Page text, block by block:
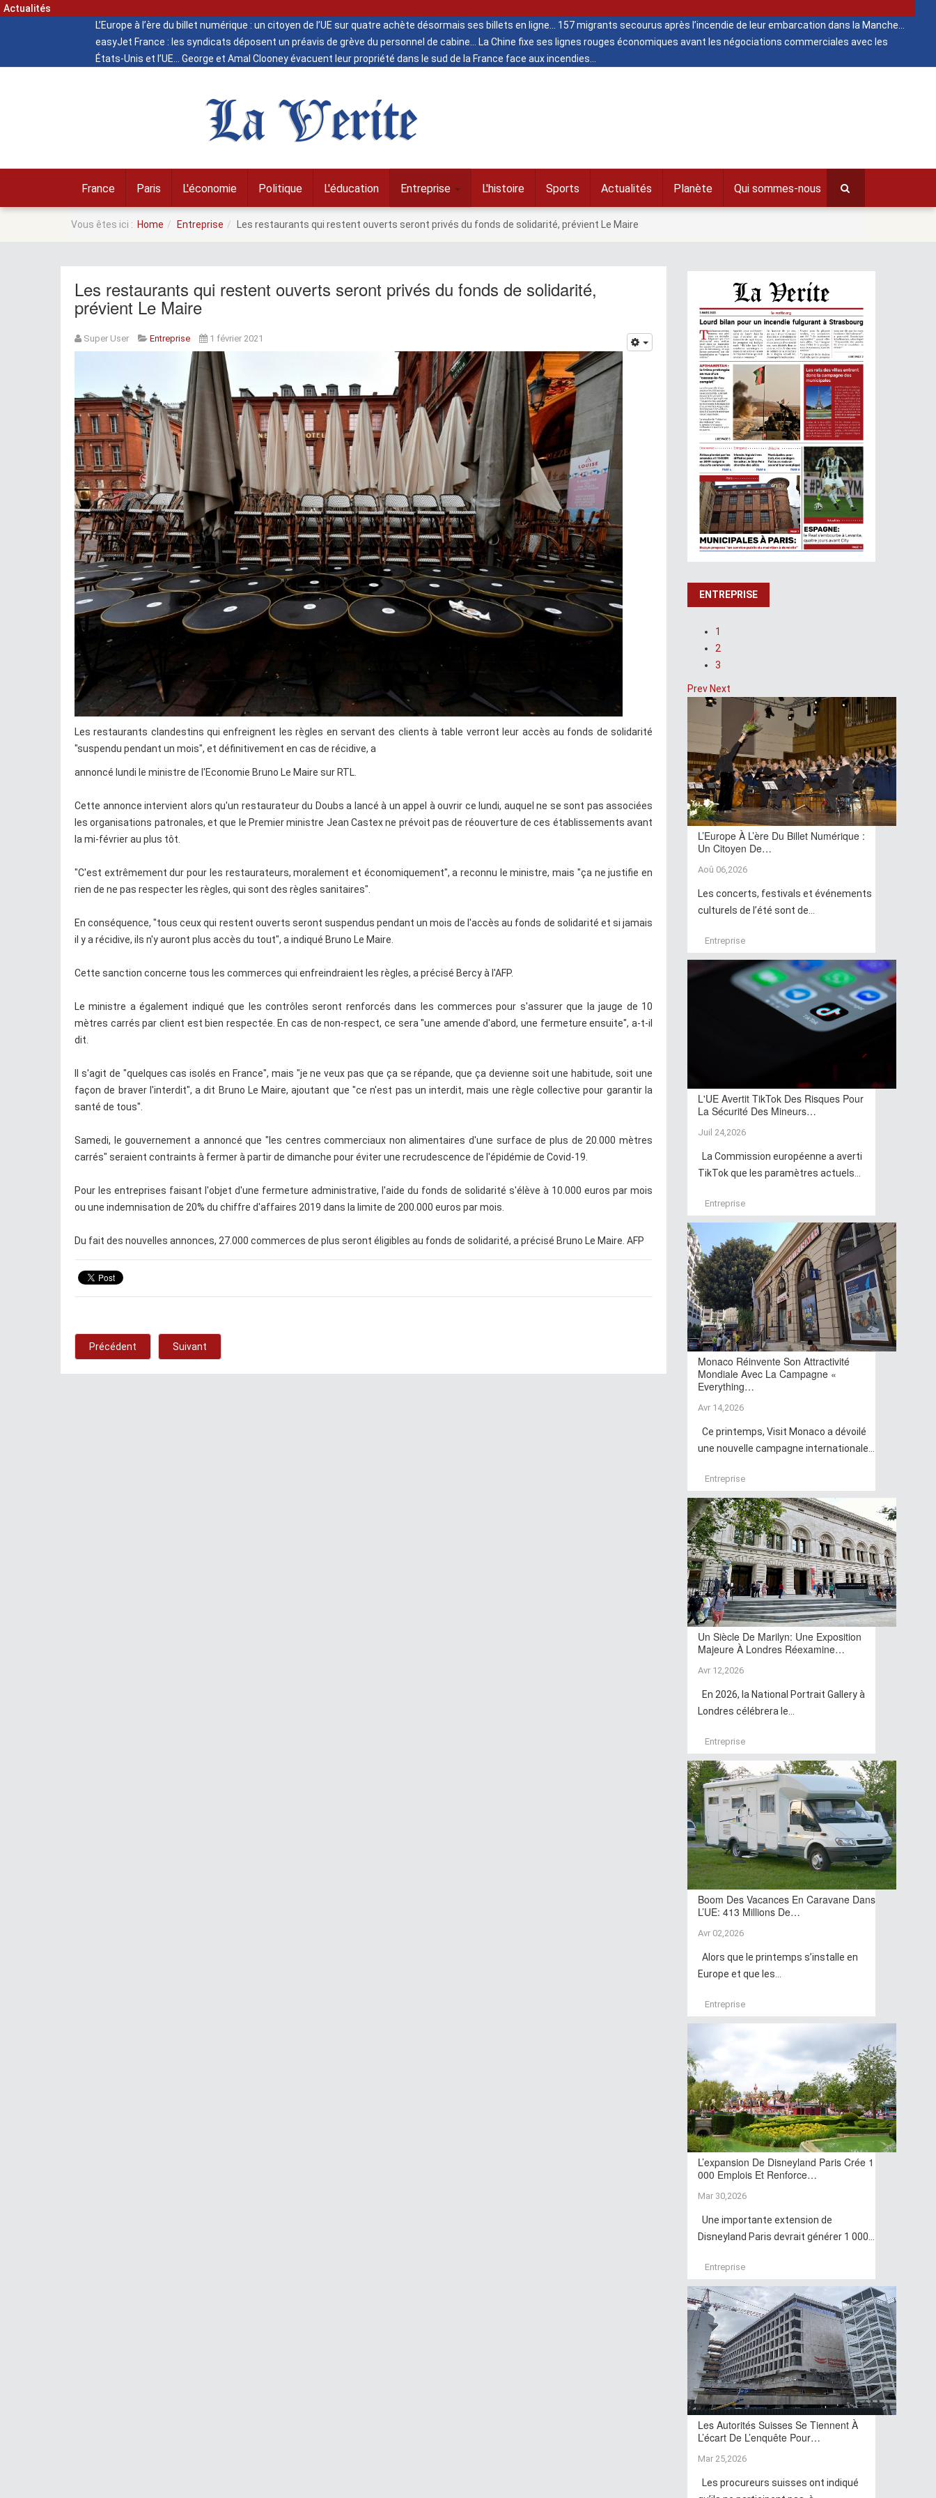
Actualités
L’Europe à l’ère du billet numérique : un citoyen de l’UE sur quatre achète désormais ses billets en ligne
157 migrants secourus après l’incendie de leur embarcation dans la Manche
easyJet France : les syndicats déposent un préavis de grève du personnel de cabine
La Chine fixe ses lignes rouges économiques avant les négociations commerciales avec les
États-Unis et l’UE
George et Amal Clooney évacuent leur propriété dans le sud de la France face aux incendies
La Verite
France Paris L'économie Politique L'éducation Entreprise L'histoire Sports Actualités Planète Qui sommes-nous
Vous êtes ici : Home Entreprise Les restaurants qui restent ouverts seront privés du fonds de solidarité, prévient Le Maire
Les restaurants qui restent ouverts seront privés du fonds de solidarité,
prévient Le Maire
Super User Entreprise 1 février 2021
Les restaurants clandestins qui enfreignent les règles en servant des clients à table verront leur accès au fonds de solidarité
"suspendu pendant un mois", et définitivement en cas de récidive, a
annoncé lundi le ministre de l'Economie Bruno Le Maire sur RTL.
Cette annonce intervient alors qu'un restaurateur du Doubs a lancé à un appel à ouvrir ce lundi, auquel ne se sont pas associées
les organisations patronales, et que le Premier ministre Jean Castex ne prévoit pas de réouverture de ces établissements avant
la mi-février au plus tôt.
"C'est extrêmement dur pour les restaurateurs, moralement et économiquement", a reconnu le ministre, mais "ça ne justifie en
rien de ne pas respecter les règles, qui sont des règles sanitaires".
En conséquence, "tous ceux qui restent ouverts seront suspendus pendant un mois de l'accès au fonds de solidarité et si jamais
il y a récidive, ils n'y auront plus accès du tout", a indiqué Bruno Le Maire.
Cette sanction concerne tous les commerces qui enfreindraient les règles, a précisé Bercy à l'AFP.
Le ministre a également indiqué que les contrôles seront renforcés dans les commerces pour s'assurer que la jauge de 10
mètres carrés par client est bien respectée. En cas de non-respect, ce sera "une amende d'abord, une fermeture ensuite", a-t-il
dit.
Il s'agit de "quelques cas isolés en France", mais "je ne veux pas que ça se répande, que ça devienne soit une habitude, soit une
façon de braver l'interdit", a dit Bruno Le Maire, ajoutant que "ce n'est pas un interdit, mais une règle collective pour garantir la
santé de tous".
Samedi, le gouvernement a annoncé que "les centres commerciaux non alimentaires d'une surface de plus de 20.000 mètres
carrés" seraient contraints à fermer à partir de dimanche pour éviter une recrudescence de l'épidémie de Covid-19.
Pour les entreprises faisant l'objet d'une fermeture administrative, l'aide du fonds de solidarité s'élève à 10.000 euros par mois
ou une indemnisation de 20% du chiffre d'affaires 2019 dans la limite de 200.000 euros par mois.
Du fait des nouvelles annonces, 27.000 commerces de plus seront éligibles au fonds de solidarité, a précisé Bruno Le Maire. AFP
Précédent Suivant
ENTREPRISE
1
2
3
Prev Next
L’Europe À L’ère Du Billet Numérique :
Un Citoyen De…
Aoû 06,2026
Les concerts, festivals et événements
culturels de l’été sont de...
Entreprise
L'UE Avertit TikTok Des Risques Pour
La Sécurité Des Mineurs…
Juil 24,2026
La Commission européenne a averti
TikTok que les paramètres actuels...
Entreprise
Monaco Réinvente Son Attractivité
Mondiale Avec La Campagne «
Everything…
Avr 14,2026
Ce printemps, Visit Monaco a dévoilé
une nouvelle campagne internationale...
Entreprise
Un Siècle De Marilyn: Une Exposition
Majeure À Londres Réexamine…
Avr 12,2026
En 2026, la National Portrait Gallery à
Londres célébrera le...
Entreprise
Boom Des Vacances En Caravane Dans
L’UE: 413 Millions De…
Avr 02,2026
Alors que le printemps s’installe en
Europe et que les...
Entreprise
L’expansion De Disneyland Paris Crée 1
000 Emplois Et Renforce…
Mar 30,2026
Une importante extension de
Disneyland Paris devrait générer 1 000...
Entreprise
Les Autorités Suisses Se Tiennent À
L’écart De L’enquête Pour…
Mar 25,2026
Les procureurs suisses ont indiqué